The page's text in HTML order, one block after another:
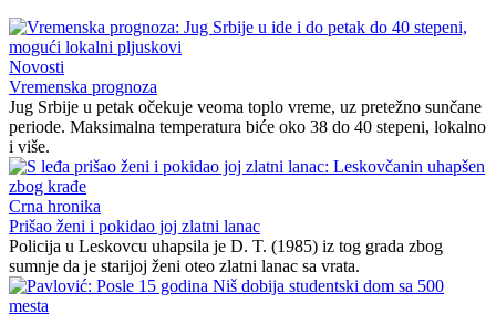
Novosti
Vremenska prognoza
Jug Srbije u petak očekuje veoma toplo vreme, uz pretežno sunčane
periode. Maksimalna temperatura biće oko 38 do 40 stepeni, lokalno
i više.
Crna hronika
Prišao ženi i pokidao joj zlatni lanac
Policija u Leskovcu uhapsila je D. T. (1985) iz tog grada zbog
sumnje da je starijoj ženi oteo zlatni lanac sa vrata.